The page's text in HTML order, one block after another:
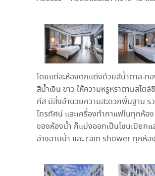
โดยแต่ละห้องตกแต่งด้วยสีน้ำตาล-ท
สีน้ำเงิน ขาว ให้ความหรูหราตามสไตล์
กีส มีสิ่งอำนวยความสะดวกพื้นฐาน ร
โทรทัศน์ และเครื่องทำกาแฟในทุกห้อ
ของห้องน้ำ ก็แบ่งออกเป็นโซนเปียกแ
อ่างอาบน้ำ และ rain shower ทุกห้อ